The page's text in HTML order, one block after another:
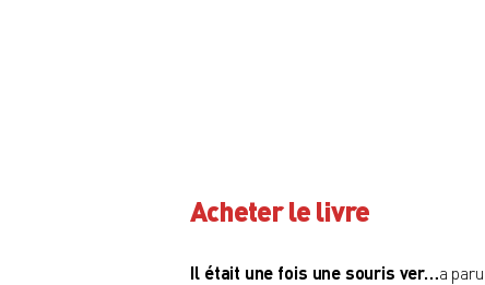
Acheter le livre
Il était une fois une souris ver…a